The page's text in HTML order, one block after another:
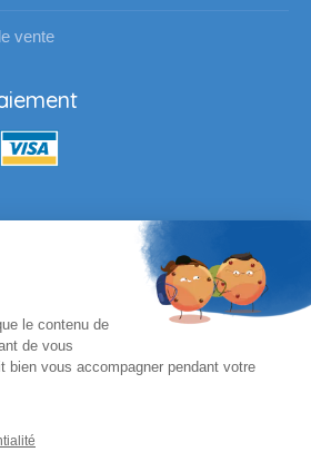
vente
passer une
pour votre école ?
à l'adresse habituelle ou
le formulaire en ligne.
le contenu de
de vous
bien vous accompagner pendant votre